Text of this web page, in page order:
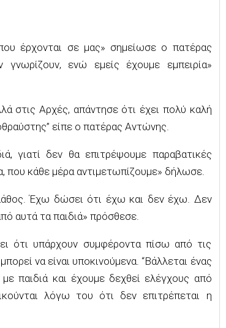
έρχονται σε μας» σημείωσε ο πατέρας
ενώ εμείς έχουμε εμπειρία»
στις Αρχές, απάντησε ότι έχει πολύ καλή
είπε ο πατέρας Αντώνης.
γιατί δεν θα επιτρέψουμε παραβατικές
που κάθε μέρα αντιμετωπίζουμε» δήλωσε.
Έχω δώσει ότι έχω και δεν έχω. Δεν
αυτά τα παιδιά» πρόσθεσε.
ότι υπάρχουν συμφέροντα πίσω από τις
να είναι υποκινούμενα. “Βάλλεται ένας
παιδιά και έχουμε δεχθεί ελέγχους από
λόγω του ότι δεν επιτρέπεται η